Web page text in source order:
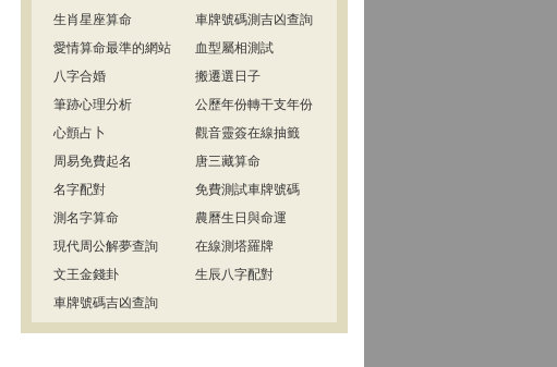
生肖星座算命
車牌號碼測吉凶查詢
愛情算命最準的網站
血型屬相測試
八字合婚
搬遷選日子
筆跡心理分析
公歷年份轉干支年份
心顫占卜
觀音靈簽在線抽籤
周易免費起名
唐三藏算命
名字配對
免費測試車牌號碼
測名字算命
農曆生日與命運
現代周公解夢查詢
在線測塔羅牌
文王金錢卦
生辰八字配對
車牌號碼吉凶查詢